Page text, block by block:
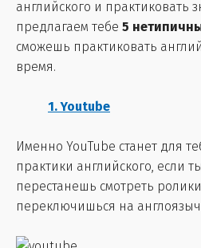
английского и практиковать
предлагаем тебе 5
сможешь практиковать
время.
1. Youtube
Именно YouTube станет для
практики английского, если
перестанешь смотреть
переключишься на